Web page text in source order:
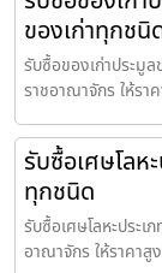
ของเก่าทุกชนิ
รับซื้อของเก่าประมู
ราชอาณาจักร ให้รา
รับซื้อเศษโลห
ทุกชนิด
รับซื้อเศษโลหะประ
อาณาจักร ให้ราคาสู